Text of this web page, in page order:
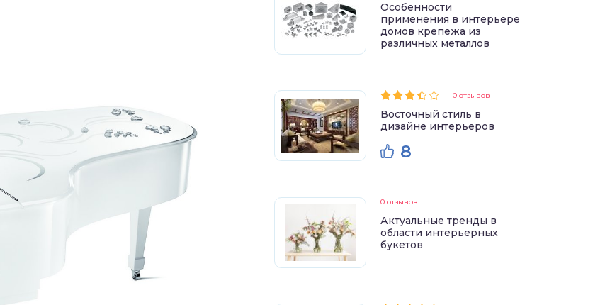
Особенности
применения в интерьере
домов крепежа из
различных металлов
0 отзывов
Восточный стиль в
дизайне интерьеров
8
0 отзывов
Актуальные тренды в
области интерьерных
букетов